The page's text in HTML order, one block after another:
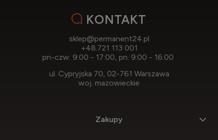
KONTAKT
sklep@permanent24.pl
+48.721 113 001
pn-czw: 9:00 - 17:00, pn: 9:00 - 16:00
ul. Cypryjska 70, 02-761 Warszawa
woj. mazowieckie
Zakupy